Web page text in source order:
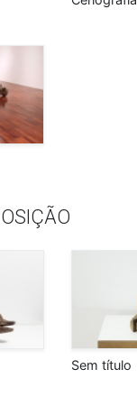
Sem título